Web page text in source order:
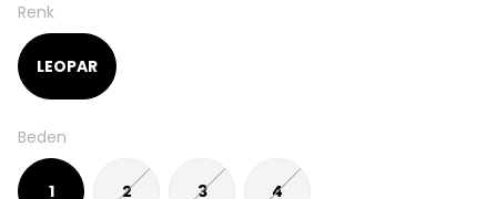
Renk
LEOPAR
Beden
1 2 3 4